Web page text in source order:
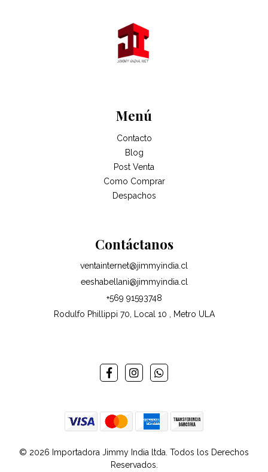
Menú
Contacto
Blog
Post Venta
Como Comprar
Despachos
Contáctanos
ventainternet@jimmyindia.cl
eeshabellani@jimmyindia.cl
+569 91593748
Rodulfo Phillippi 70, Local 10 , Metro ULA
© 2026 Importadora Jimmy India ltda. Todos los Derechos
Reservados.